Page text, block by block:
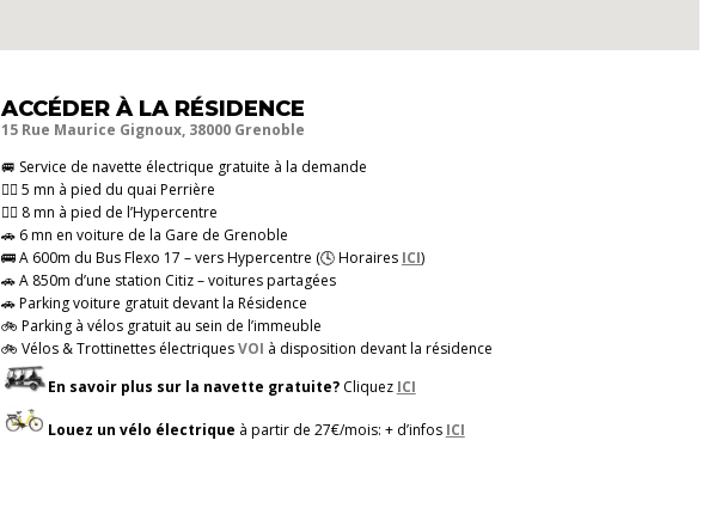
ACCÉDER À LA RÉSIDENCE
15 Rue Maurice Gignoux, 38000 Grenoble
🚐 Service de navette électrique gratuite à la demande
🚶‍♂️ 5 mn à pied du quai Perrière
🚶‍♂️ 8 mn à pied de l’Hypercentre
🚗 6 mn en voiture de la Gare de Grenoble
🚌 A 600m du Bus Flexo 17 – vers Hypercentre (🕓 Horaires ICI)
🚗 A 850m d’une station Citiz – voitures partagées
🚗 Parking voiture gratuit devant la Résidence
🚲 Parking à vélos gratuit au sein de l’immeuble
🚲 Vélos & Trottinettes électriquesVOI à disposition devant la résidence
En savoir plus sur la navette gratuite? Cliquez ICI
Louez un vélo électrique à partir de 27€/mois: + d’infos ICI